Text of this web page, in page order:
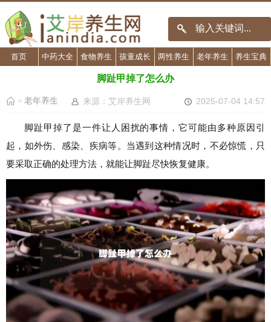
首页 中药大全 食物养生 孩童成长 两性养生 老年养生 养生宝典
脚趾甲掉了怎么办
> 老年养生 来源：艾岸养生网 2025-07-04 14:57
脚趾甲掉了是一件让人困扰的事情，它可能由多种原因引
起，如外伤、感染、疾病等。当遇到这种情况时，不必惊慌，只
要采取正确的处理方法，就能让脚趾尽快恢复健康。